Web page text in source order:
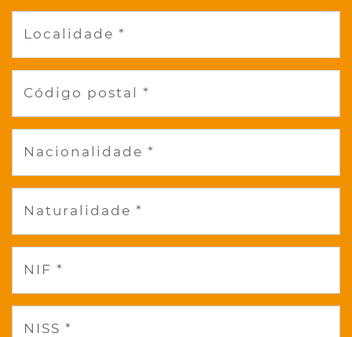
Localidade *
Código postal *
Nacionalidade *
Naturalidade *
NIF *
NISS *